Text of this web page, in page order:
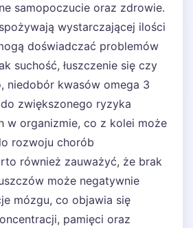
samopoczucie oraz zdrowie.
wystarczającej ilości
doświadczać problemów
suchość, łuszczenie się czy
niedobór kwasów omega 3
zwiększonego ryzyka
w organizmie, co z kolei może
rozwoju chorób
również zauważyć, że brak
może negatywnie
mózgu, co objawia się
pamięci oraz